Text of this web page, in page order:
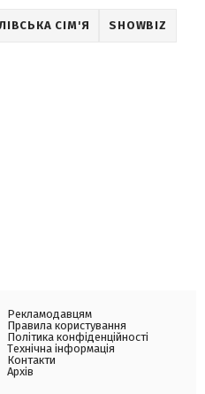
СІМ'Я SHOWBIZ
Рекламодавцям
Правила користування
Політика конфіденційності
Технічна інформація
Контакти
Архів